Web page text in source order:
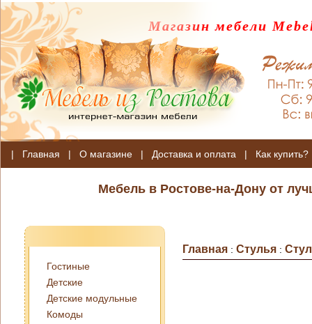
Магазин мебели
| Главная | О магазине | Доставка и оплата | Как купить?
Мебель в Ростове-на-Дону от
Гостиные
Детские
Детские модульные
Комоды
Главная : Стулья :